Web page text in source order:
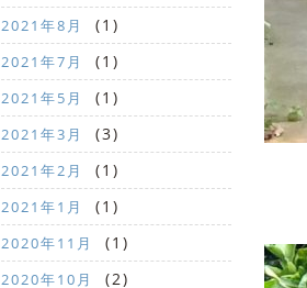
2021年8月 (1)
2021年7月 (1)
2021年5月 (1)
2021年3月 (3)
2021年2月 (1)
2021年1月 (1)
2020年11月 (1)
2020年10月 (2)